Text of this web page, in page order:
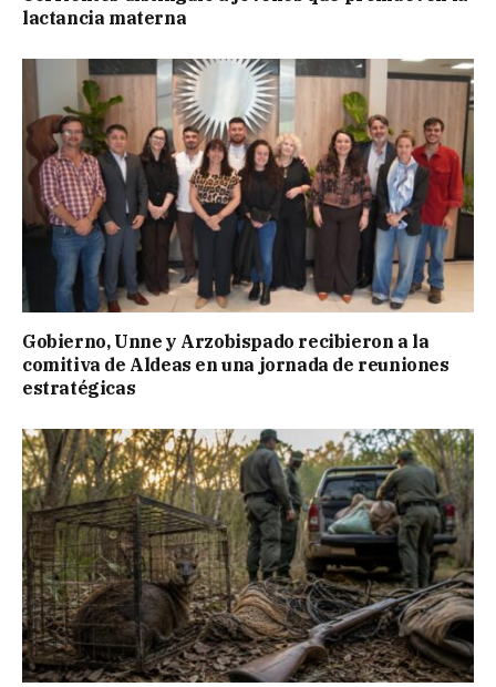
lactancia materna
Gobierno, Unne y Arzobispado recibieron a la
comitiva de Aldeas en una jornada de reuniones
estratégicas